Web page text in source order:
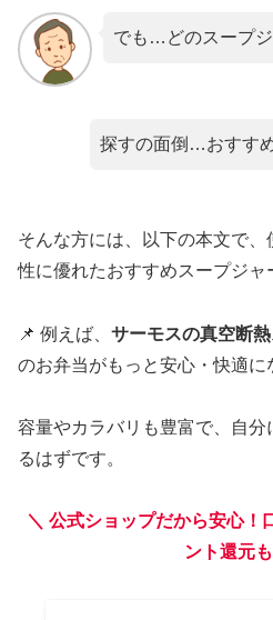
でも…どのスープ
探すの面倒…おすす
そんな方には、以下の本文で
性に優れたおすすめスープジャ
📌 例えば、 サーモスの真空断
のお弁当がもっと安心・快適に
容量やカラバリも豊富で、自
るはずです。
＼ 公式ショップだから安心！
ント還元